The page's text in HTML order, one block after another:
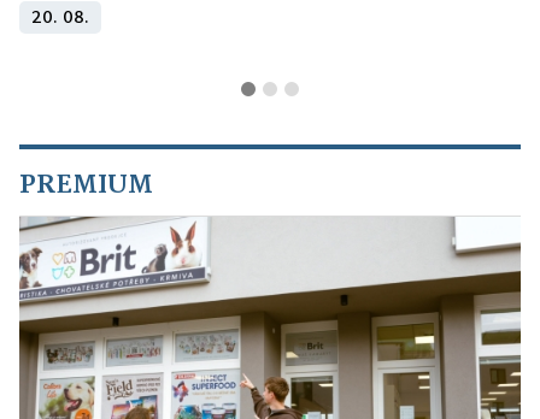
20. 08.
PREMIUM